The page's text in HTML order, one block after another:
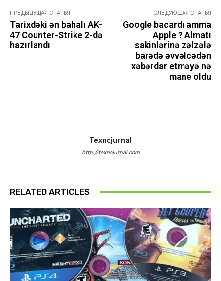
ПРЕДЫДУЩАЯ СТАТЬЯ
Tarixdəki ən bahalı AK-
47 Counter-Strike 2-də
hazırlandı
СЛЕДУЮЩАЯ СТАТЬЯ
Google bacardı amma
Apple ? Almatı
sakinlərinə zəlzələ
barədə əvvəlcədən
xəbərdar etməyə nə
mane oldu
Texnojurnal
http://texnojurnal.com
RELATED ARTICLES